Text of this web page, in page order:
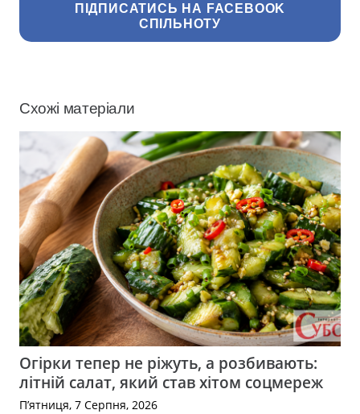
ПІДПИСАТИСЬ НА FACEBOOK
СПІЛЬНОТУ
Схожі матеріали
Огірки тепер не ріжуть, а розбивають:
літній салат, який став хітом соцмереж
П’ятниця, 7 Серпня, 2026